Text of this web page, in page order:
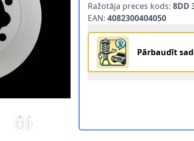
118-061 1
8DD 355 118-061 2
DISKI HELLA 8DD 355 118-061 3
BREMŽU DISKI HELLA 8DD 355 118-061 4
Ražotāja preces kods: 8DD
EAN: 4082300404050
Pārbaudīt